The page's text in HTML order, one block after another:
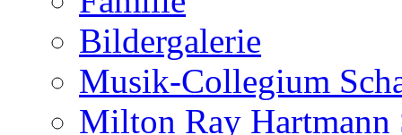
Bildergalerie
Musik-Collegium
Milton Ray